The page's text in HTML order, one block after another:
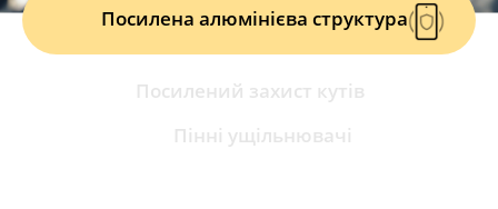
Посилена алюмінієва структура
Пінні ущільнювачі
Посилений захист кутів